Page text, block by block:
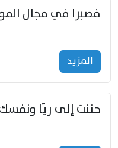
المزید